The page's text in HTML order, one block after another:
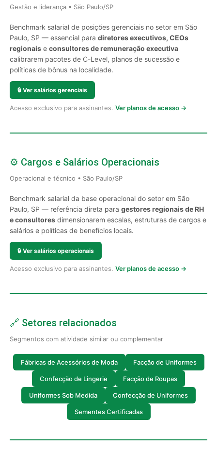
Gestão e liderança • São Paulo/SP
Benchmark salarial de posições gerenciais no setor em São
Paulo, SP — essencial para diretores executivos, CEOs
regionais e consultores de remuneração executiva
calibrarem pacotes de C-Level, planos de sucessão e
políticas de bônus na localidade.
🔒 Ver salários gerenciais
Acesso exclusivo para assinantes. Ver planos de acesso →
⚙️ Cargos e Salários Operacionais
Operacional e técnico • São Paulo/SP
Benchmark salarial da base operacional do setor em São
Paulo, SP — referência direta para gestores regionais de RH
e consultores dimensionarem escalas, estruturas de cargos e
salários e políticas de benefícios locais.
🔒 Ver salários operacionais
Acesso exclusivo para assinantes. Ver planos de acesso →
🔗 Setores relacionados
Segmentos com atividade similar ou complementar
Fábricas de Acessórios de Moda Facção de Uniformes
Confecção de Lingerie Facção de Roupas
Uniformes Sob Medida Confecção de Uniformes
Sementes Certificadas